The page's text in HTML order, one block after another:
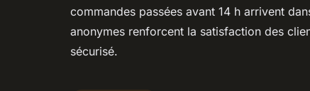
commandes passées avant 14 h arrivent
anonymes renforcent la satisfaction des
sécurisé.